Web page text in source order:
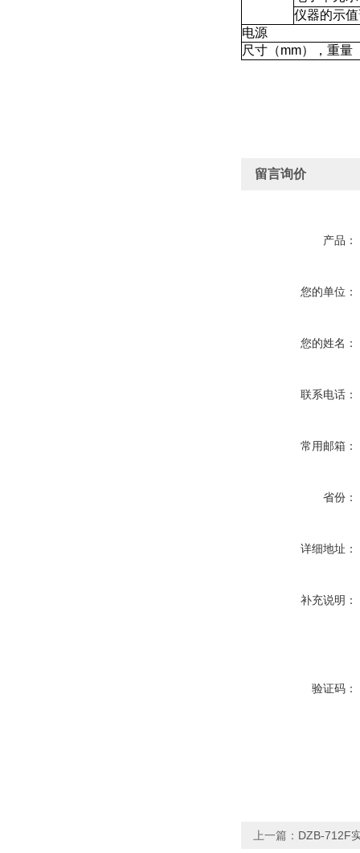
仪器的示值
电源
尺寸（mm），重量
留言询价
产品：
您的单位：
您的姓名：
联系电话：
常用邮箱：
省份：
详细地址：
补充说明：
验证码：
上一篇： DZB-712F